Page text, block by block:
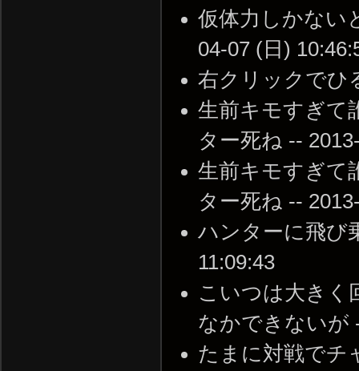
仮体力しかない
04-07 (日)
右クリックでひ
生前キモすぎて
ター死ね --
生前キモすぎて
ター死ね --
ハンターに飛び
11:09:43
こいつは大きく
なかできないが
たまに対戦でチ